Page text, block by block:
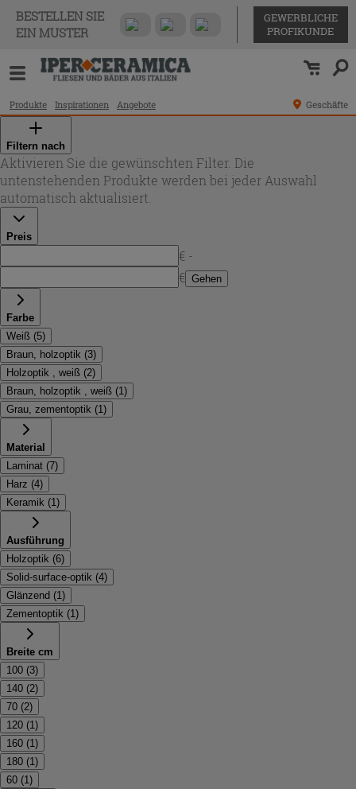
BESTELLEN SIE
EIN MUSTER
GEWERBLICHE
PROFIKUNDE
Produkte Inspirationen Angebote Geschäfte
Filtern nach
Aktivieren Sie die gewünschten Filter. Die
untenstehenden Produkte werden bei jeder Auswahl
automatisch aktualisiert.
Preis
€ -
€ Gehen
Farbe
Weiß (5)
Braun, holzoptik (3)
Holzoptik , weiß (2)
Braun, holzoptik , weiß (1)
Grau, zementoptik (1)
Material
Laminat (7)
Harz (4)
Keramik (1)
Ausführung
Holzoptik (6)
Solid-surface-optik (4)
Glänzend (1)
Zementoptik (1)
Breite cm
100 (3)
140 (2)
70 (2)
120 (1)
160 (1)
180 (1)
60 (1)